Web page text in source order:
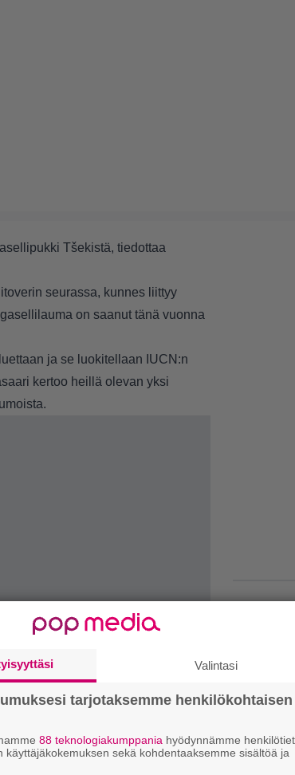
Tšekistä, tiedottaa
seurassa, kunnes liittyy
on saanut tänä vuonna
ja se luokitellaan IUCN:n
kertoo heillä olevan yksi
Valintasi
tarjotaksemme henkilökohtaisen
88 teknologiakumppania hyödynnämme
käyttäjäkokemuksen sekä kohdentaaksemme sisältöä ja